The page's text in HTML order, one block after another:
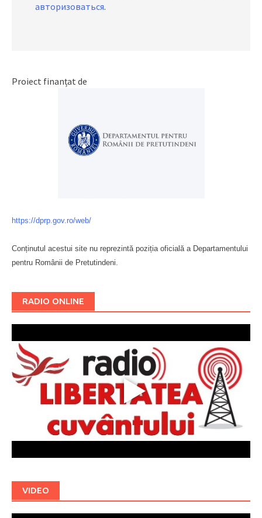
авторизоваться.
Proiect finanțat de
https://dprp.gov.ro/web/
Conținutul acestui site nu reprezintă poziția oficială a Departamentului
pentru Românii de Pretutindeni.
RADIO ONLINE
VIDEO